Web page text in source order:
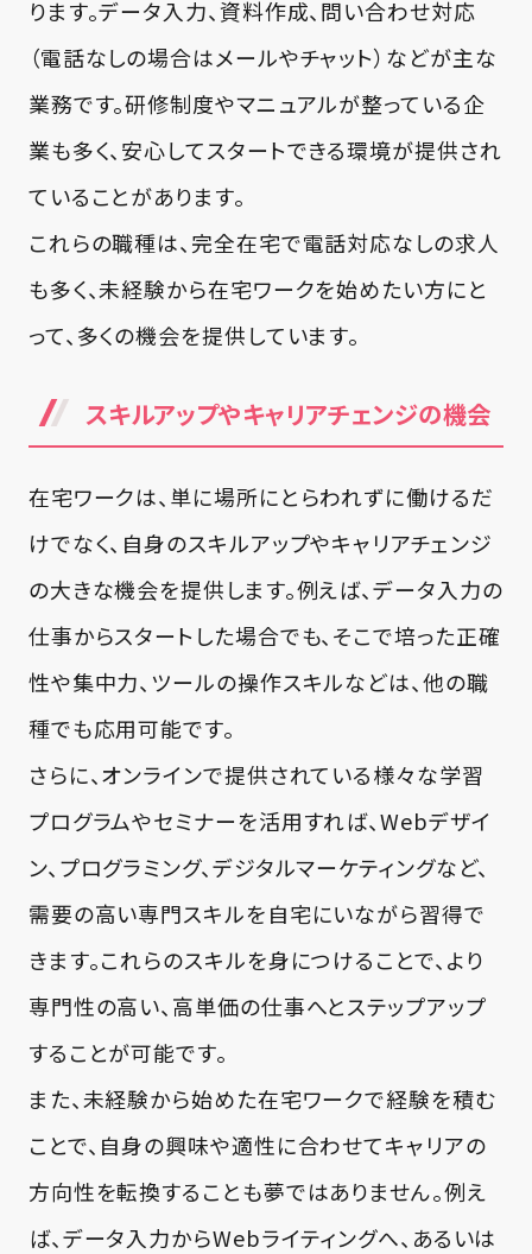
ります。データ入力、資料作成、問い合わせ対応
（電話なしの場合はメールやチャット）などが主な
業務です。研修制度やマニュアルが整っている企
業も多く、安心してスタートできる環境が提供され
ていることがあります。
これらの職種は、完全在宅で電話対応なしの求人
も多く、未経験から在宅ワークを始めたい方にと
って、多くの機会を提供しています。
スキルアップやキャリアチェンジの機会
在宅ワークは、単に場所にとらわれずに働けるだ
けでなく、自身のスキルアップやキャリアチェンジ
の大きな機会を提供します。例えば、データ入力の
仕事からスタートした場合でも、そこで培った正確
性や集中力、ツールの操作スキルなどは、他の職
種でも応用可能です。
さらに、オンラインで提供されている様々な学習
プログラムやセミナーを活用すれば、Webデザイ
ン、プログラミング、デジタルマーケティングなど、
需要の高い専門スキルを自宅にいながら習得で
きます。これらのスキルを身につけることで、より
専門性の高い、高単価の仕事へとステップアップ
することが可能です。
また、未経験から始めた在宅ワークで経験を積む
ことで、自身の興味や適性に合わせてキャリアの
方向性を転換することも夢ではありません。例え
ば、データ入力からWebライティングへ、あるいは